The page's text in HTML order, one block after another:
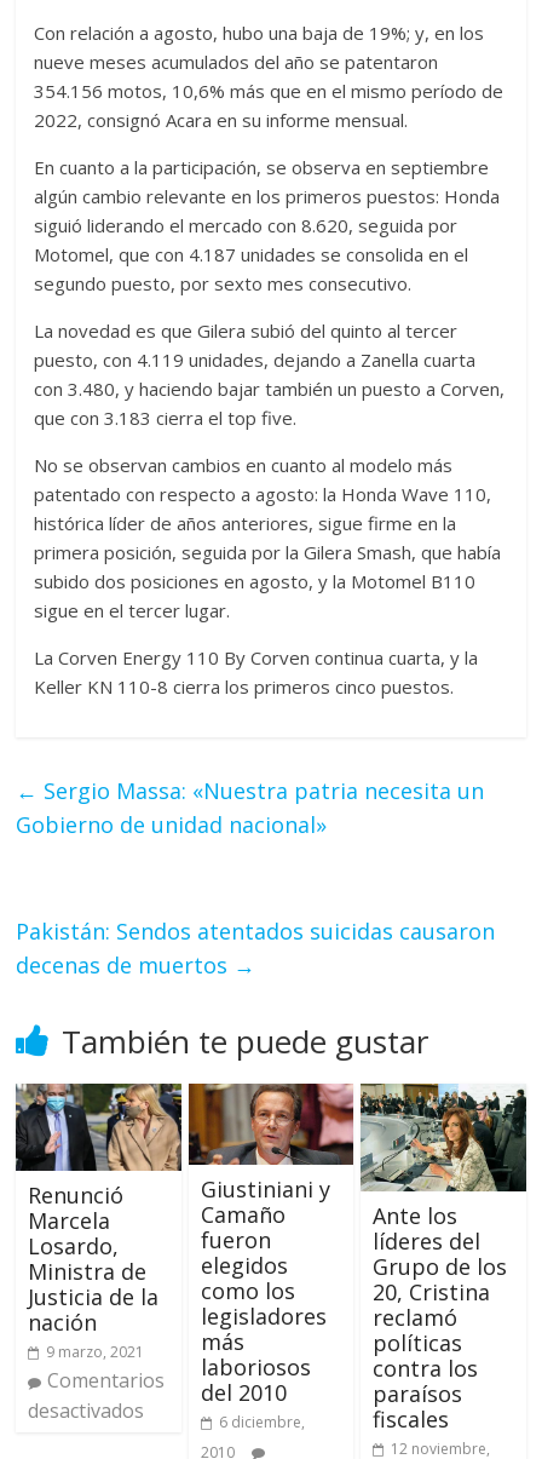
Con relación a agosto, hubo una baja de 19%; y, en los
nueve meses acumulados del año se patentaron
354.156 motos, 10,6% más que en el mismo período de
2022, consignó Acara en su informe mensual.
En cuanto a la participación, se observa en septiembre
algún cambio relevante en los primeros puestos: Honda
siguió liderando el mercado con 8.620, seguida por
Motomel, que con 4.187 unidades se consolida en el
segundo puesto, por sexto mes consecutivo.
La novedad es que Gilera subió del quinto al tercer
puesto, con 4.119 unidades, dejando a Zanella cuarta
con 3.480, y haciendo bajar también un puesto a Corven,
que con 3.183 cierra el top five.
No se observan cambios en cuanto al modelo más
patentado con respecto a agosto: la Honda Wave 110,
histórica líder de años anteriores, sigue firme en la
primera posición, seguida por la Gilera Smash, que había
subido dos posiciones en agosto, y la Motomel B110
sigue en el tercer lugar.
La Corven Energy 110 By Corven continua cuarta, y la
Keller KN 110-8 cierra los primeros cinco puestos.
← Sergio Massa: «Nuestra patria necesita un
Gobierno de unidad nacional»
Pakistán: Sendos atentados suicidas causaron
decenas de muertos →
También te puede gustar
Renunció
Marcela
Losardo,
Ministra de
Justicia de la
nación
9 marzo, 2021
Comentarios
desactivados
Giustiniani y
Camaño
fueron
elegidos
como los
legisladores
más
laboriosos
del 2010
6 diciembre,
2010
Ante los
líderes del
Grupo de los
20, Cristina
reclamó
políticas
contra los
paraísos
fiscales
12 noviembre,